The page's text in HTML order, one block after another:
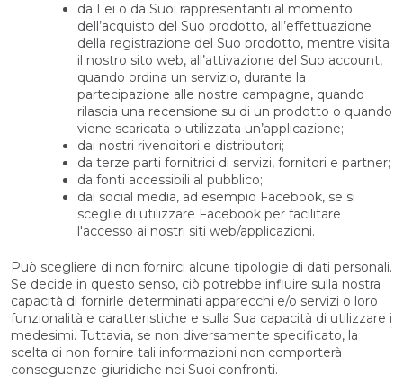
da Lei o da Suoi rappresentanti al momento
dell’acquisto del Suo prodotto, all’effettuazione
della registrazione del Suo prodotto, mentre visita
il nostro sito web, all’attivazione del Suo account,
quando ordina un servizio, durante la
partecipazione alle nostre campagne, quando
rilascia una recensione su di un prodotto o quando
viene scaricata o utilizzata un’applicazione;
dai nostri rivenditori e distributori;
da terze parti fornitrici di servizi, fornitori e partner;
da fonti accessibili al pubblico;
dai social media, ad esempio Facebook, se si
sceglie di utilizzare Facebook per facilitare
l'accesso ai nostri siti web/applicazioni.
Può scegliere di non fornirci alcune tipologie di dati personali.
Se decide in questo senso, ciò potrebbe influire sulla nostra
capacità di fornirle determinati apparecchi e/o servizi o loro
funzionalità e caratteristiche e sulla Sua capacità di utilizzare i
medesimi. Tuttavia, se non diversamente specificato, la
scelta di non fornire tali informazioni non comporterà
conseguenze giuridiche nei Suoi confronti.